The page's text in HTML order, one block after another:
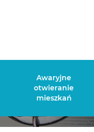
Awaryjne
otwieranie
mieszkań